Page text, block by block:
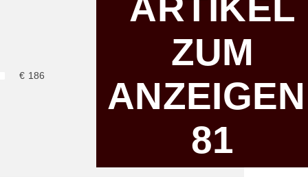
€ 186
ZUM
81